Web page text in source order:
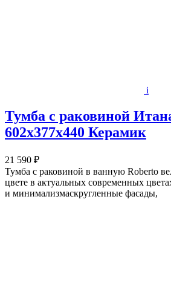
i
Тумба с раковиной
602х377х440 Керамик
21 590 ₽
Тумба с раковиной в ванную Roberto
цвете в актуальных современных
и минимализмаскругленные фасады,